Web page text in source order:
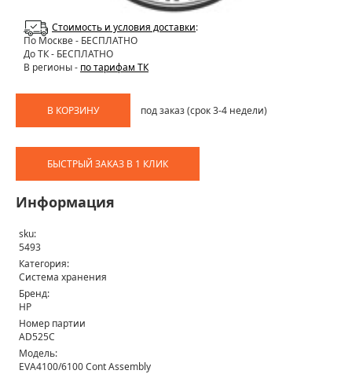
Стоимость и условия доставки:
По Москве- БЕСПЛАТНО
До ТК - БЕСПЛАТНО
В регионы - по тарифам ТК
В КОРЗИНУ под заказ (срок 3-4 недели)
БЫСТРЫЙ ЗАКАЗ В 1 КЛИК
Информация
sku:
5493
Категория:
Система хранения
Бренд:
HP
Номер партии
AD525C
Модель:
EVA4100/6100 Cont Assembly